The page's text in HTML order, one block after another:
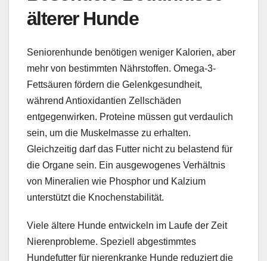
älterer Hunde
Seniorenhunde benötigen weniger Kalorien, aber
mehr von bestimmten Nährstoffen. Omega-3-
Fettsäuren fördern die Gelenkgesundheit,
während Antioxidantien Zellschäden
entgegenwirken. Proteine müssen gut verdaulich
sein, um die Muskelmasse zu erhalten.
Gleichzeitig darf das Futter nicht zu belastend für
die Organe sein. Ein ausgewogenes Verhältnis
von Mineralien wie Phosphor und Kalzium
unterstützt die Knochenstabilität.
Viele ältere Hunde entwickeln im Laufe der Zeit
Nierenprobleme. Speziell abgestimmtes
Hundefutter für nierenkranke Hunde reduziert die